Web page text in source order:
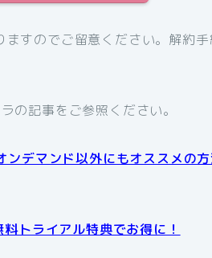
すのでご留意ください。解約
の記事をご参照ください。
ンデマンド以外にもオススメの
トライアル特典でお得に！